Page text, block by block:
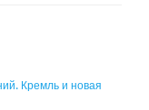
Кремль и новая